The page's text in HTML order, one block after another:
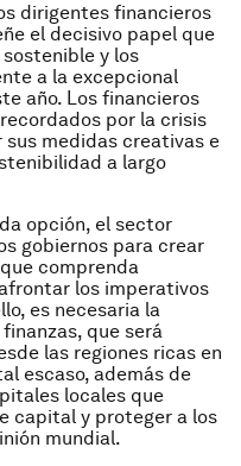
dirigentes financieros
el decisivo papel que
y los
a la excepcional
año. Los financieros
por la crisis
medidas creativas e
a largo
opción, el sector
gobiernos para crear
comprenda
los imperativos
es necesaria la
que será
las regiones ricas en
escaso, además de
locales que
capital y proteger a los
mundial.